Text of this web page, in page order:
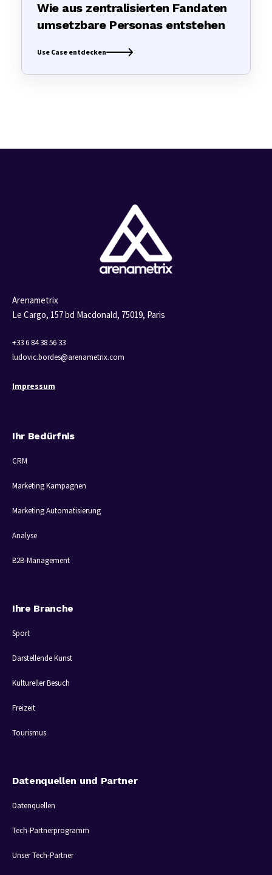
Wie aus zentralisierten Fandaten
umsetzbare Personas entstehen
Use Case entdecken
Arenametrix
Le Cargo, 157 bd Macdonald, 75019, Paris
+33 6 84 38 56 33
ludovic.bordes@arenametrix.com
Impressum
Ihr Bedürfnis
CRM
Marketing Kampagnen
Marketing Automatisierung
Analyse
B2B-Management
Ihre Branche
Sport
Darstellende Kunst
Kultureller Besuch
Freizeit
Tourismus
Datenquellen und Partner
Datenquellen
Tech-Partnerprogramm
Unser Tech-Partner